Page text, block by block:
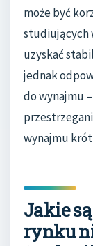
może być
studiujących
uzyskać
jednak
do wynajmu
wynajmu
Jakie
rynku